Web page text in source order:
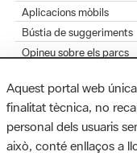
Aplicacions mòbils
Bústia de suggeriments
Opineu sobre els parcs
MAPA WEB AVÍS LEGAL
Aquest portal web
finalitat tècnica, no
personal dels usuaris
això, conté enllaços a